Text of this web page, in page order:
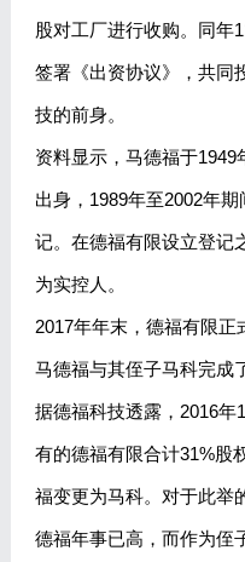
股对工厂进行收购。同年
签署《出资协议》，共同
技的前身。
资料显示，马德福于
出身，1989年至2002年
记。在德福有限设立登记
为实控人。
2017年年末，德福有限正
马德福与其侄子马科完成
据德福科技透露，2016年
有的德福有限合计31%股
福变更为马科。对于此举
德福年事已高，而作为侄